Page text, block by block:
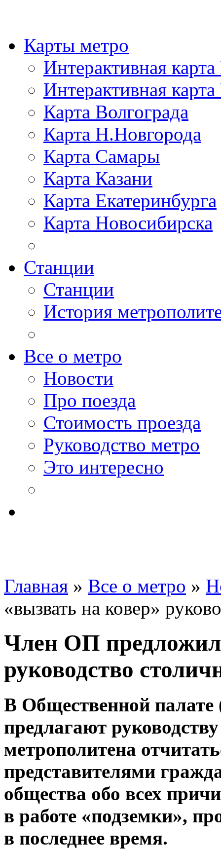
Карты метро
Интерактивная
Интерактивная
Карта Волгограда
Карта Н.Новгорода
Карта Самары
Карта Казани
Карта Екатеринбурга
Карта Новосибирска
Станции
Станции
История
Все о метро
Новости
Про поезда
Стоимость проезда
Руководство метро
Это интересно
Главная » Все о метро »
«вызвать на ковер»
Член ОП предложил
руководство
В Общественной
предлагают
метрополитена
представителями
общества обо всех
в работе «подземки»,
в последнее время.